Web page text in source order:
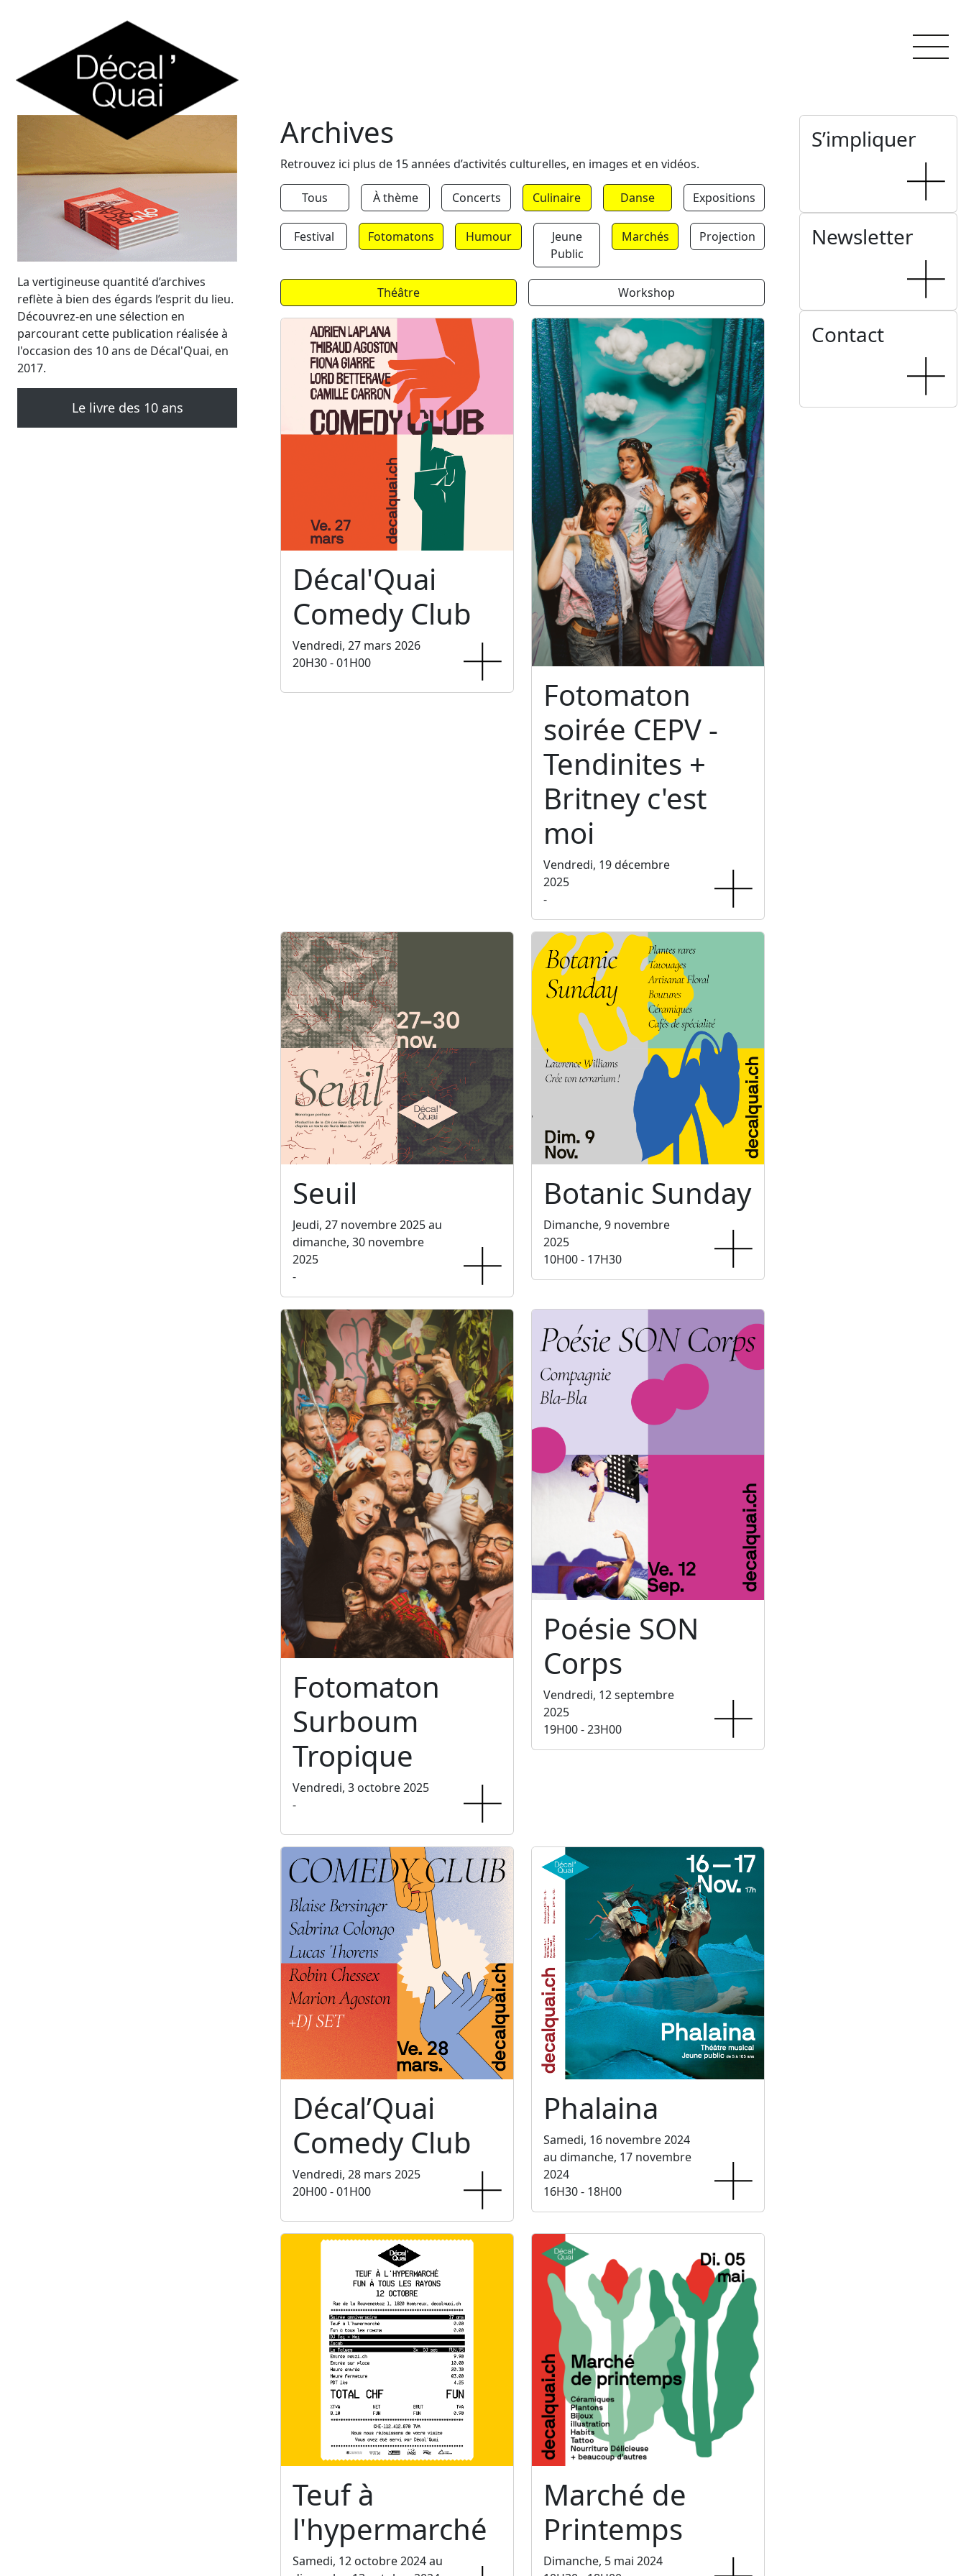
La vertigineuse quantité d’archives
reflète à bien des égards l’esprit du lieu.
Découvrez-en une sélection en
parcourant cette publication réalisée à
l'occasion des 10 ans de Décal'Quai, en
2017.
Le livre des 10 ans
Archives
Retrouvez ici plus de 15 années d’activités culturelles, en images et en vidéos.
Tous À thème Concerts Culinaire Danse Expositions
Festival Fotomatons Humour
Jeune
Public
Marchés Projection
Théâtre Workshop
Décal'Quai
Comedy Club
Vendredi, 27 mars 2026
20H30 - 01H00
Fotomaton
soirée CEPV -
Tendinites +
Britney c'est
moi
Vendredi, 19 décembre
2025
-
Seuil
Jeudi, 27 novembre 2025 au
dimanche, 30 novembre
2025
-
Botanic Sunday
Dimanche, 9 novembre
2025
10H00 - 17H30
Fotomaton
Surboum
Tropique
Vendredi, 3 octobre 2025
-
Poésie SON
Corps
Vendredi, 12 septembre
2025
19H00 - 23H00
Décal’Quai
Comedy Club
Vendredi, 28 mars 2025
20H00 - 01H00
Phalaina
Samedi, 16 novembre 2024
au dimanche, 17 novembre
2024
16H30 - 18H00
Teuf à
l'hypermarché
Samedi, 12 octobre 2024 au
Marché de
Printemps
Dimanche, 5 mai 2024
S’impliquer
Newsletter
Contact